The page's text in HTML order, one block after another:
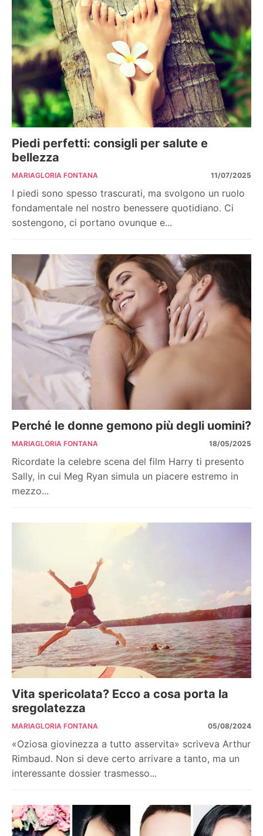
Piedi perfetti: consigli per salute e
bellezza
MARIAGLORIA FONTANA 11/07/2025
I piedi sono spesso trascurati, ma svolgono un ruolo
fondamentale nel nostro benessere quotidiano. Ci
sostengono, ci portano ovunque e...
Perché le donne gemono più degli uomini?
MARIAGLORIA FONTANA 18/05/2025
Ricordate la celebre scena del film Harry ti presento
Sally, in cui Meg Ryan simula un piacere estremo in
mezzo...
Vita spericolata? Ecco a cosa porta la
sregolatezza
MARIAGLORIA FONTANA 05/08/2024
«Oziosa giovinezza a tutto asservita» scriveva Arthur
Rimbaud. Non si deve certo arrivare a tanto, ma un
interessante dossier trasmesso...